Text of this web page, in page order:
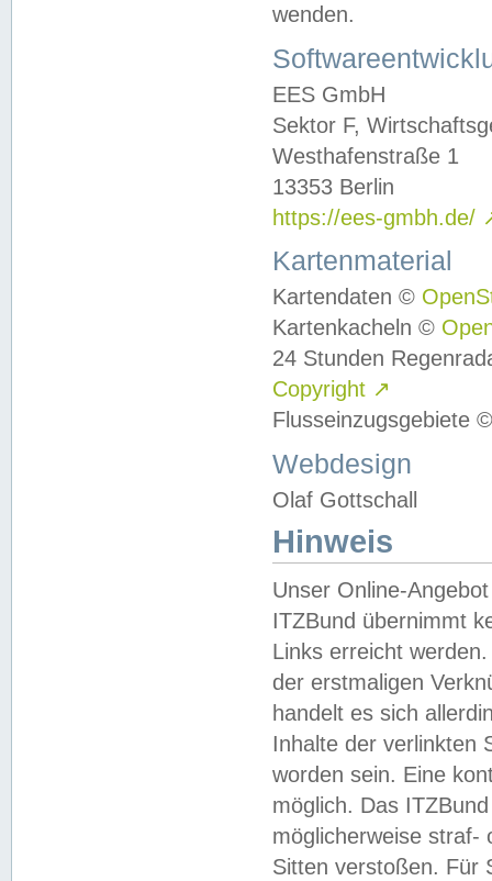
wenden.
EES GmbH
Sektor F,
Westhafenstraße 1
13353 Berlin
https://ees-gmbh.de/
Kartenmaterial
Kartendaten ©
Kartenkacheln ©
24 Stunden
Copyright ↗
Flusseinzugsgebiete
Webdesign
Olaf Gottschall
Hinweis
Unser Online-
ITZBund übernimmt
Links erreicht
der erstmaligen
handelt es sich
Inhalte der verlinkten
worden sein. Eine
möglich. Das
möglicherweise straf-
Sitten verstoßen. Für